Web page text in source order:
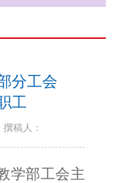
分工会
工
撰稿人：
学部工会主